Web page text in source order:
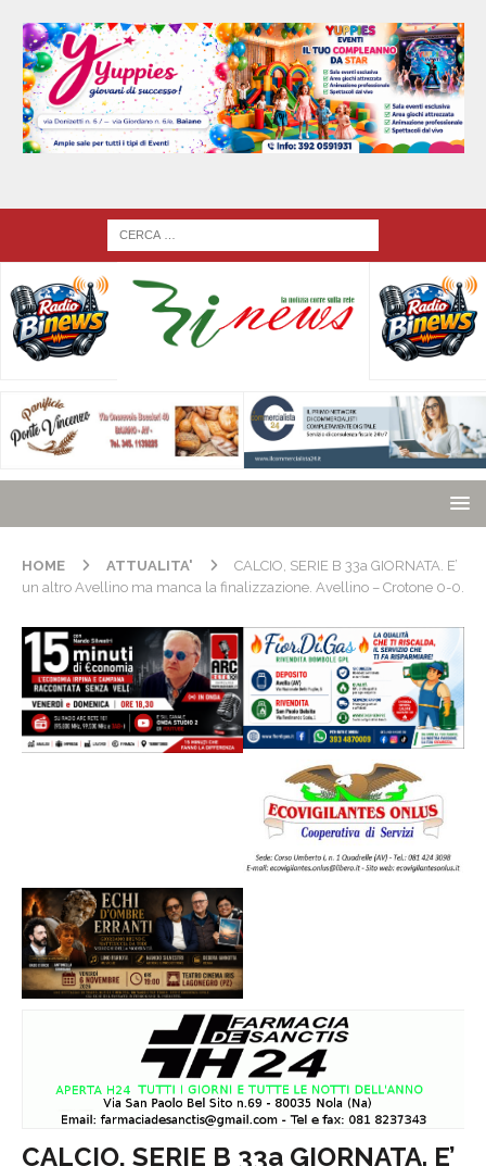
HOME ATTUALITA'
CALCIO, SERIE B 33a GIORNATA. E’
un altro Avellino ma manca la finalizzazione. Avellino – Crotone 0-0.
CALCIO, SERIE B 33a GIORNATA. E’